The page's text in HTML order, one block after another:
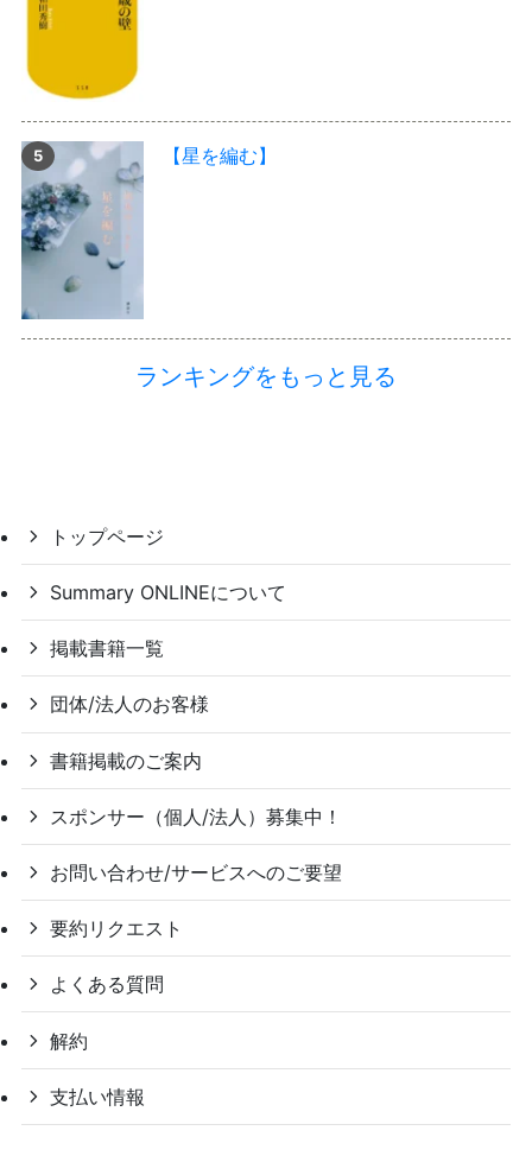
【星を編む】
ランキングをもっと見る
トップページ
Summary ONLINEについて
掲載書籍一覧
団体/法人のお客様
書籍掲載のご案内
スポンサー（個人/法人）募集中！
お問い合わせ/サービスへのご要望
要約リクエスト
よくある質問
解約
支払い情報